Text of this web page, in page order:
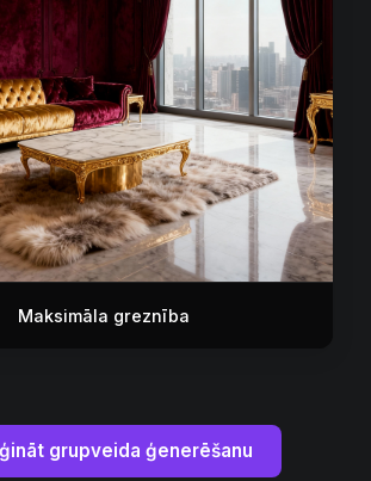
Maksimāla greznība
grupveida ģenerēšanu